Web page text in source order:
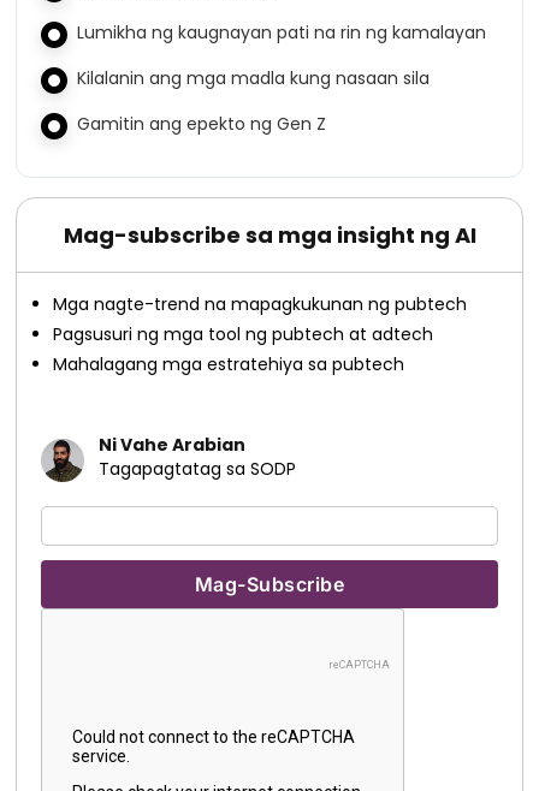
Lumikha ng kaugnayan pati na rin ng kamalayan
Kilalanin ang mga madla kung nasaan sila
Gamitin ang epekto ng Gen Z
Mag-subscribe sa mga insight ng AI
Mga nagte-trend na mapagkukunan ng pubtech
Pagsusuri ng mga tool ng pubtech at adtech
Mahalagang mga estratehiya sa pubtech
Ni Vahe Arabian
Tagapagtatag sa SODP